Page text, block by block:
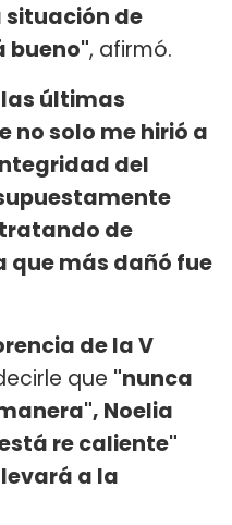
situación de
bueno", afirmó.
últimas
no solo me hirió a
del
de
que más dañó fue
de la V
que "nunca
Noelia
re caliente"
a la